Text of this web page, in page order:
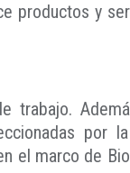
productos y
trabajo.
por
el marco de